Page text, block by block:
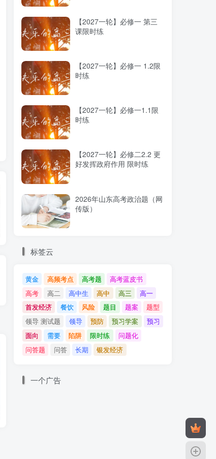
高考蓝皮书《高考研究报告（2025）》出版发行 12种选科组合优劣势
【2027一轮】必修一 第三
课限时练
【2027一轮】必修一 1.2限
时练
【2027一轮】必修一1.1限
时练
【2027一轮】必修二2.2 更
好发挥政府作用 限时练
2026年山东高考政治题（网
传版）
标签云
黄金 高频考点 高考题
高考蓝皮书
高考
高二 高中生 高中 高三
高一
首发经济
餐饮 风险 题目 题案
题型
领导 测试题
领导 预防 预习学案
预习
面向
需要 陷阱 限时练
问题化
问答题
问答 长期 银发经济
一个广告